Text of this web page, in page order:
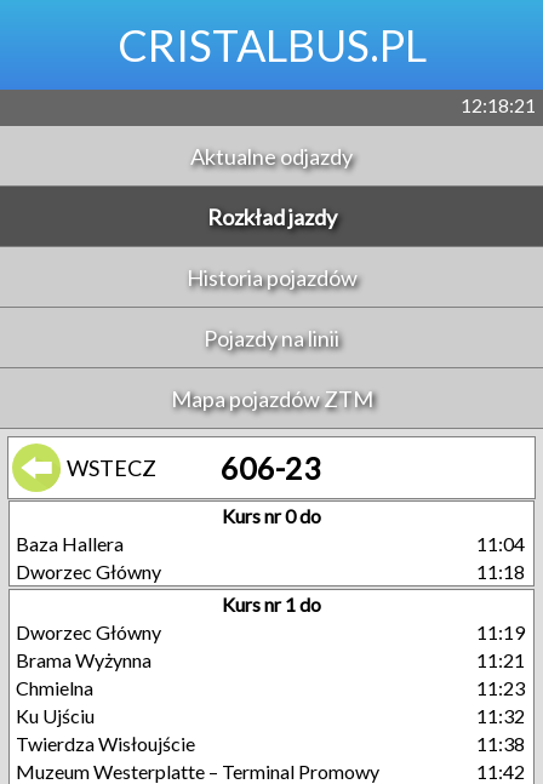
CRISTALBUS.PL
12:18:22
Aktualne odjazdy
Rozkład jazdy
Historia pojazdów
Pojazdy na linii
Mapa pojazdów ZTM
WSTECZ 606-23
Kurs nr 0 do
Baza Hallera
11:04
Dworzec Główny
11:18
Kurs nr 1 do
Dworzec Główny
11:19
Brama Wyżynna
11:21
Chmielna
11:23
Ku Ujściu
11:32
Twierdza Wisłoujście
11:38
Muzeum Westerplatte – Terminal Promowy
11:42